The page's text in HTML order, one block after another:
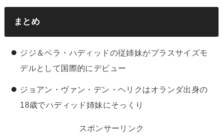
まとめ
ジジ＆ベラ・ハディッドの従姉妹がプラスサイズモ
デルとして国際的にデビュー
ジョアン・ヴァン・デン・ヘリクはオランダ出身の
18歳でハディッド姉妹にそっくり
スポンサーリンク